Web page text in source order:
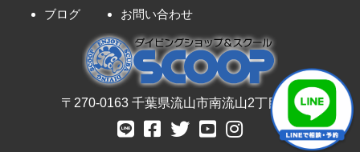
ブログ お問い合わせ
〒270-0163 千葉県流山市南流山2丁目8-7